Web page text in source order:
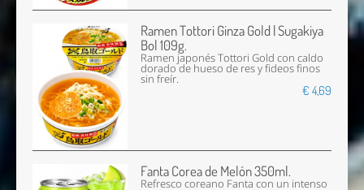
Ramen Tottori Ginza Gold | Sugakiya
Bol 109g.
Ramen japonés Tottori Gold con caldo
dorado de hueso de res y fideos finos
sin freír.
€ 4,69
Fanta Corea de Melón 350ml.
Refresco coreano Fanta con un intenso